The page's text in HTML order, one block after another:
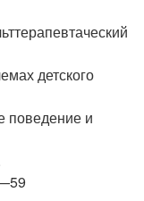
детского
поведение и